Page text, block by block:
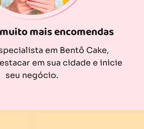
mais encomendas
em Bentô Cake,
em sua cidade e inicie
seu negócio.